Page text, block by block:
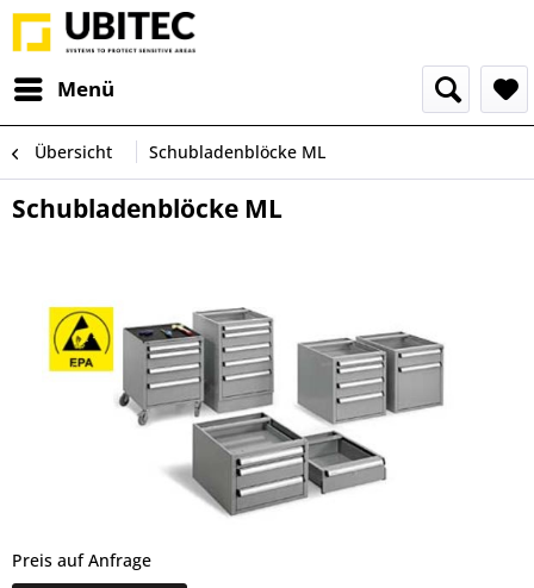
Menü
Übersicht Schubladenblöcke ML
Schubladenblöcke ML
Preis auf Anfrage